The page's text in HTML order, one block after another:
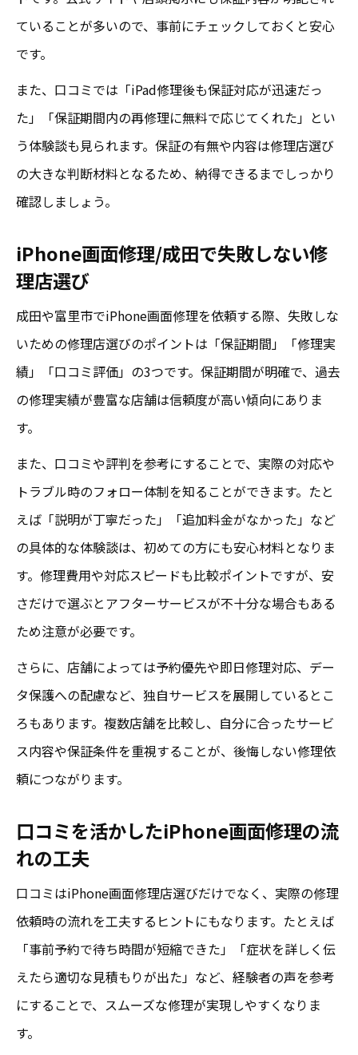
ていることが多いので、事前にチェックしておくと安心
です。
また、口コミでは「iPad修理後も保証対応が迅速だっ
た」「保証期間内の再修理に無料で応じてくれた」とい
う体験談も見られます。保証の有無や内容は修理店選び
の大きな判断材料となるため、納得できるまでしっかり
確認しましょう。
iPhone画面修理/成田で失敗しない修
理店選び
成田や富里市でiPhone画面修理を依頼する際、失敗しな
いための修理店選びのポイントは「保証期間」「修理実
績」「口コミ評価」の3つです。保証期間が明確で、過去
の修理実績が豊富な店舗は信頼度が高い傾向にありま
す。
また、口コミや評判を参考にすることで、実際の対応や
トラブル時のフォロー体制を知ることができます。たと
えば「説明が丁寧だった」「追加料金がなかった」など
の具体的な体験談は、初めての方にも安心材料となりま
す。修理費用や対応スピードも比較ポイントですが、安
さだけで選ぶとアフターサービスが不十分な場合もある
ため注意が必要です。
さらに、店舗によっては予約優先や即日修理対応、デー
タ保護への配慮など、独自サービスを展開しているとこ
ろもあります。複数店舗を比較し、自分に合ったサービ
ス内容や保証条件を重視することが、後悔しない修理依
頼につながります。
口コミを活かしたiPhone画面修理の流
れの工夫
口コミはiPhone画面修理店選びだけでなく、実際の修理
依頼時の流れを工夫するヒントにもなります。たとえば
「事前予約で待ち時間が短縮できた」「症状を詳しく伝
えたら適切な見積もりが出た」など、経験者の声を参考
にすることで、スムーズな修理が実現しやすくなりま
す。